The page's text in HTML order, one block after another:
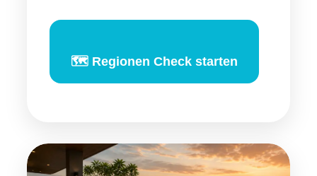
🗺️ Regionen Check starten